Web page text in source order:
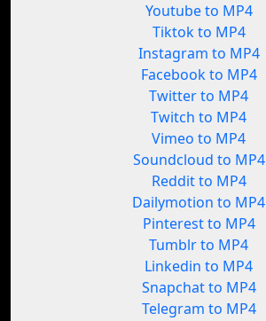
Youtube to MP4
Tiktok to MP4
Instagram to MP4
Facebook to MP4
Twitter to MP4
Twitch to MP4
Vimeo to MP4
Soundcloud to MP4
Reddit to MP4
Dailymotion to MP4
Pinterest to MP4
Tumblr to MP4
Linkedin to MP4
Snapchat to MP4
Telegram to MP4